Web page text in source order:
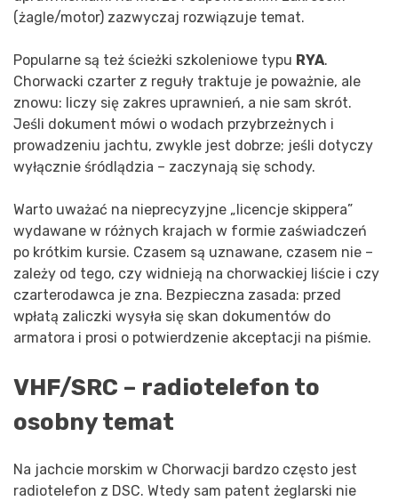
(żagle/motor) zazwyczaj rozwiązuje temat.
Popularne są też ścieżki szkoleniowe typu RYA.
Chorwacki czarter z reguły traktuje je poważnie, ale
znowu: liczy się zakres uprawnień, a nie sam skrót.
Jeśli dokument mówi o wodach przybrzeżnych i
prowadzeniu jachtu, zwykle jest dobrze; jeśli dotyczy
wyłącznie śródlądzia – zaczynają się schody.
Warto uważać na nieprecyzyjne „licencje skippera”
wydawane w różnych krajach w formie zaświadczeń
po krótkim kursie. Czasem są uznawane, czasem nie –
zależy od tego, czy widnieją na chorwackiej liście i czy
czarterodawca je zna. Bezpieczna zasada: przed
wpłatą zaliczki wysyła się skan dokumentów do
armatora i prosi o potwierdzenie akceptacji na piśmie.
VHF/SRC – radiotelefon to
osobny temat
Na jachcie morskim w Chorwacji bardzo często jest
radiotelefon z DSC. Wtedy sam patent żeglarski nie